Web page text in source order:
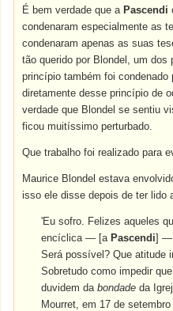
É bem verdade que aPascendi
condenaram especialmente as
condenaram apenas as suas
tão querido por Blondel, um
princípio também foi condenado
diretamente desse princípio de
verdade que Blondel se sentiu
ficou muitíssimo perturbado.
Que trabalho foi realizado para
Maurice Blondel estava
isso ele disse depois de ter lido
'Eu sofro. Felizes aqueles
encíclica — [a Pascendi] —
Será possível? Que atitude
Sobretudo como impedir
duvidem dabondade da
Mourret, em 17 de